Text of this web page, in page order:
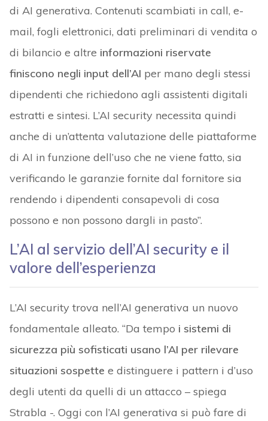
di AI generativa. Contenuti scambiati in call, e-
mail, fogli elettronici, dati preliminari di vendita o
di bilancio e altre informazioni riservate
finiscono negli input dell’AI per mano degli stessi
dipendenti che richiedono agli assistenti digitali
estratti e sintesi. L’AI security necessita quindi
anche di un’attenta valutazione delle piattaforme
di AI in funzione dell’uso che ne viene fatto, sia
verificando le garanzie fornite dal fornitore sia
rendendo i dipendenti consapevoli di cosa
possono e non possono dargli in pasto”.
L’AI al servizio dell’AI security e il
valore dell’esperienza
L’AI security trova nell’AI generativa un nuovo
fondamentale alleato. “Da tempo i sistemi di
sicurezza più sofisticati usano l’AI per rilevare
situazioni sospette e distinguere i pattern i d’uso
degli utenti da quelli di un attacco – spiega
Strabla -. Oggi con l’AI generativa si può fare di